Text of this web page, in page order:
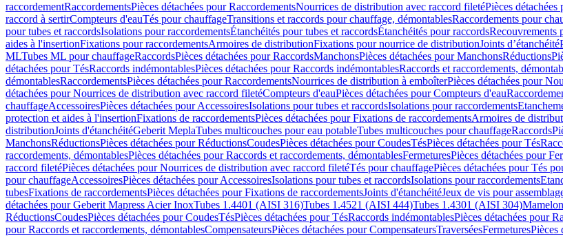
raccordementRaccordementsPièces détachées pour RaccordementsNourrices de distribution avec raccord filetéPièces
raccord à sertirCompteurs d'eauTés pour chauffageTransitions et raccords pour chauffage, démontablesRaccordements pour
pour tubes et raccordsIsolations pour raccordementsÉtanchéités pour tubes et raccordsÉtanchéités pour raccordsRecouvrements
aides à l'insertionFixations pour raccordementsArmoires de distributionFixations pour nourrice de distributionJoints d’étanchéité
MLTubes ML pour chauffageRaccordsPièces détachées pour RaccordsManchonsPièces détachées pour ManchonsRéductions
détachées pour TésRaccords indémontablesPièces détachées pour Raccords indémontablesRaccords et raccordements,
démontablesRaccordementsPièces détachées pour RaccordementsNourrices de distribution à emboîterPièces détachées pour
détachées pour Nourrices de distribution avec raccord filetéCompteurs d'eauPièces détachées pour Compteurs d'eau
chauffageAccessoiresPièces détachées pour AccessoiresIsolations pour tubes et raccordsIsolations pour raccordements
protection et aides à l'insertionFixations de raccordementsPièces détachées pour Fixations de raccordementsArmoires de
distributionJoints d'étanchéitéGeberit MeplaTubes multicouches pour eau potableTubes multicouches pour chauffageRaccords
ManchonsRéductionsPièces détachées pour RéductionsCoudesPièces détachées pour CoudesTésPièces détachées pour Tés
raccordements, démontablesPièces détachées pour Raccords et raccordements, démontablesFermeturesPièces détachées pour
raccord filetéPièces détachées pour Nourrices de distribution avec raccord filetéTés pour chauffagePièces détachées pour Tés
pour chauffageAccessoiresPièces détachées pour AccessoiresIsolations pour tubes et raccordsIsolations pour raccordements
tubesFixations de raccordementsPièces détachées pour Fixations de raccordementsJoints d'étanchéitéJeux de vis pour
détachées pour Geberit Mapress Acier InoxTubes 1.4401 (AISI 316)Tubes 1.4521 (AISI 444)Tubes 1.4301 (AISI 304)
RéductionsCoudesPièces détachées pour CoudesTésPièces détachées pour TésRaccords indémontablesPièces détachées pour
pour Raccords et raccordements, démontablesCompensateursPièces détachées pour CompensateursTraverséesFermeturesPièces